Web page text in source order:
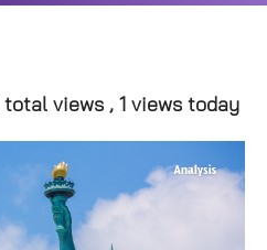
total views , 1 views today